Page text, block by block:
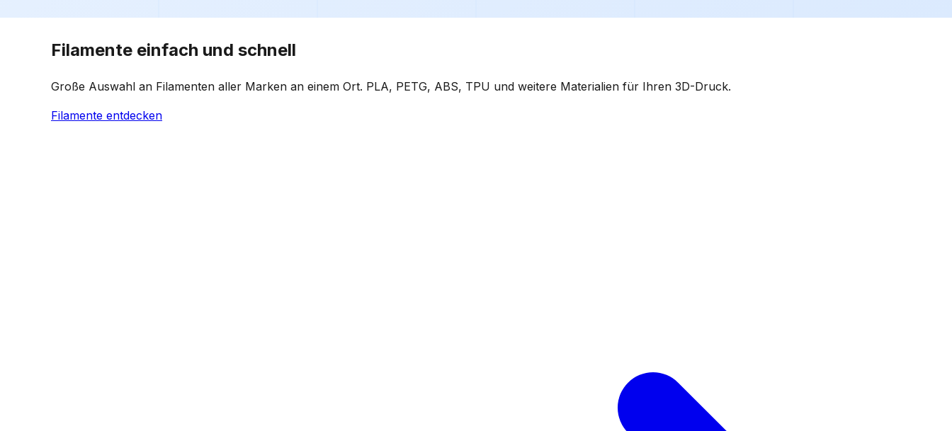
Filamente einfach und schnell
Große Auswahl an Filamenten aller Marken an einem Ort. PLA, PETG, ABS, TPU und weitere Materialien für Ihren 3D-Druck.
Filamente entdecken